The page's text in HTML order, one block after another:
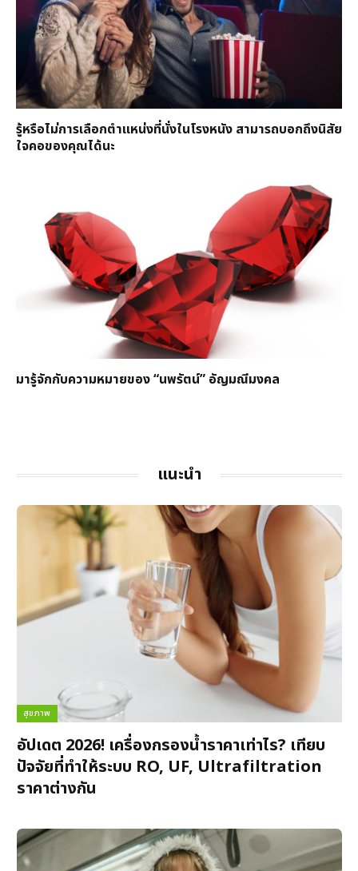
รู้หรือไม่การเลือกตำแหน่งที่นั่งในโรงหนัง สามารถบอกถึงนิสัย
ใจคอของคุณได้นะ
มารู้จักกับความหมายของ “นพรัตน์” อัญมณีมงคล
แนะนำ
สุขภาพ
อัปเดต 2026! เครื่องกรองน้ำราคาเท่าไร? เทียบ
ปัจจัยที่ทำให้ระบบ RO, UF, Ultrafiltration
ราคาต่างกัน